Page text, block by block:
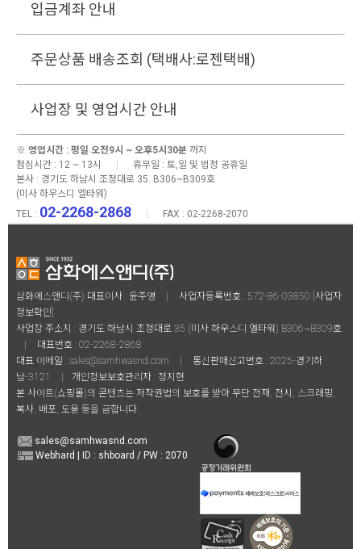
입금계좌 안내
주문상품 배송조회 (택배사:로젠택배)
사업장 및 영업시간 안내
※ 영업시간 : 평일 오전9시 ~ 오후5시30분 까지
점심시간 : 12 ~ 13시
휴무일 : 토,일 및 법정 공휴일
본사 : 경기도 하남시 조정대로 35. B306~B309호
(미사 하우스디 엘타워)
TEL : 02-2268-2868 FAX : 02-2268-2070
삼화에스앤디(주) 대표이사 : 윤주영 사업자등록번호 : 572-86-03850 [사업자
정보확인]
사업장 주소지 : 경기도 하남시 조정대로 35 (미사 하우스디 엘타워) B306~B309호
대표번호 : 02-2268-2868
대표 이메일 : sales@samhwasnd.com
통신판매신고번호 : 2025-경기하
남-3121
개인정보보호관리자 : 정지현
본 사이트(쇼핑몰)의 콘텐츠는 저작권법의 보호를 받아 무단 전재, 전시, 스크래핑,
복사, 배포, 도용 등을 금합니다.
sales@samhwasnd.com
Webhard | ID : shboard / PW : 2070